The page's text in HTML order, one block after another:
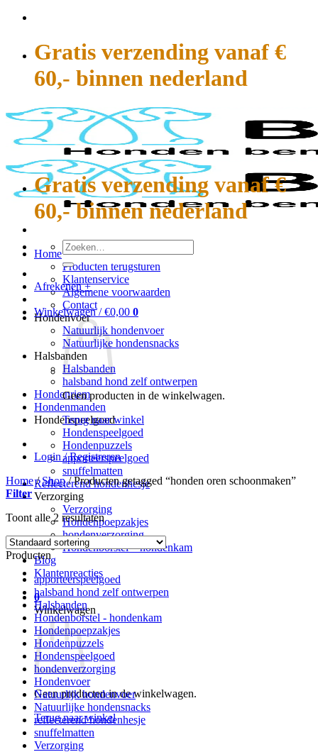
Gratis verzending vanaf €
60,- binnen nederland
Home
Producten terugsturen
Klantenservice
Algemene voorwaarden
Contact
Hondenvoer
Natuurlijk hondenvoer
Natuurlijke hondensnacks
Halsbanden
Halsbanden
halsband hond zelf ontwerpen
Hondenriem
Hondenmanden
Hondenspeelgoed
Hondenspeelgoed
Hondenpuzzels
apporteerspeelgoed
snuffelmatten
Reflecterend hondenhesje
Verzorging
Verzorging
Hondenpoepzakjes
hondenverzorging
Hondenborstel – hondenkam
Blog
Klantenreacties
0
Winkelwagen
Geen producten in de winkelwagen.
Terug naar winkel
Gratis verzending vanaf €
60,- binnen nederland
Zoeken
naar:
Afrekenen +
Winkelwagen /€0,00 0
Geen producten in de winkelwagen.
Terug naar winkel
Login / Registreren
Home / Shop /Producten getagged “honden oren schoonmaken”
Filter
Toont alle 2 resultaten
Producten
apporteerspeelgoed
halsband hond zelf ontwerpen
Halsbanden
Hondenborstel - hondenkam
Hondenpoepzakjes
Hondenpuzzels
Hondenspeelgoed
hondenverzorging
Hondenvoer
Natuurlijk hondenvoer
Natuurlijke hondensnacks
reflecterend hondenhesje
snuffelmatten
Verzorging